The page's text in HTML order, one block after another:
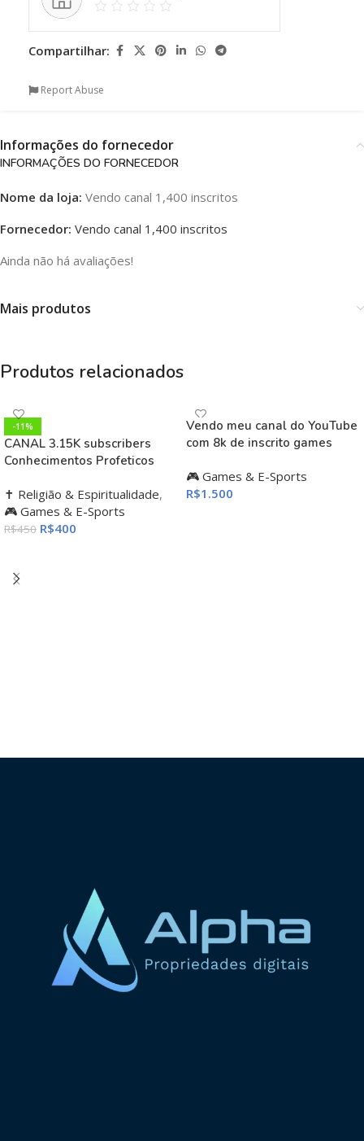
Compartilhar:
Report Abuse
Informações do fornecedor
INFORMAÇÕES DO FORNECEDOR
Nome da loja: Vendo canal 1,400 inscritos
Fornecedor: Vendo canal 1,400 inscritos
Ainda não há avaliações!
Mais produtos
Produtos relacionados
-11%
CANAL 3.15K subscribers
Conhecimentos Profeticos
✝️ Religião & Espiritualidade,
🎮 Games & E-Sports
R$450 R$400
Vendo meu canal do YouTube
com 8k de inscrito games
🎮 Games & E-Sports
R$1.500